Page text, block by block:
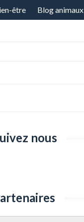
être Blog animaux
nous